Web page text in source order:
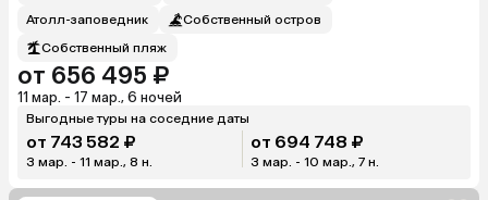
Атолл-заповедник
Собственный остров
Собственный пляж
от 656 495 ₽
11 мар. - 17 мар., 6 ночей
Выгодные туры на соседние даты
от 743 582 ₽
3 мар. - 11 мар., 8 н.
от 694 748 ₽
3 мар. - 10 мар., 7 н.